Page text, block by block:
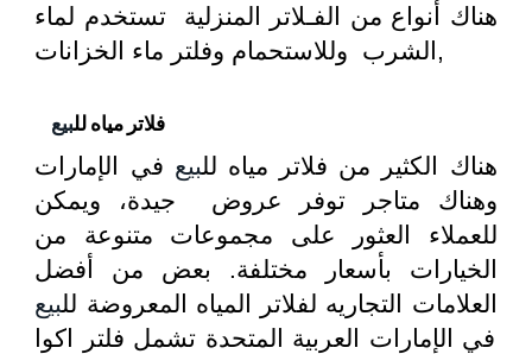
هناك أنواع من الفـلاتر المنزلية تستخدم لماء
الشرب وللاستحمام وفلتر ماء الخزانات,
فلاتر مياه للبيع
هناك الكثير من فلاتر مياه للبيع في الإمارات
وهناك متاجر توفر عروض جيدة، ويمكن
للعملاء العثور على مجموعات متنوعة من
الخيارات بأسعار مختلفة. بعض من أفضل
العلامات التجاريه لفلاتر المياه المعروضة للبيع
في الإمارات العربية المتحدة تشمل فلتر اكوا